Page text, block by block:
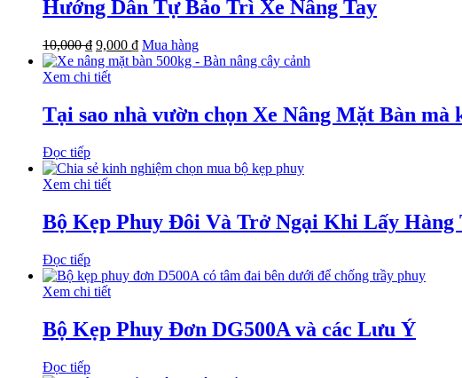
Hướng Dẫn Tự Bảo Trì Xe Nâng Tay
10,000₫ 9,000 ₫ Mua hàng
Xem chi tiết
Tại sao nhà vườn chọn Xe Nâng Mặt Bàn mà
Đọc tiếp
Xem chi tiết
Bộ Kẹp Phuy Đôi Và Trở Ngại Khi Lấy Hàng
Đọc tiếp
Xem chi tiết
Bộ Kẹp Phuy Đơn DG500A và các Lưu Ý
Đọc tiếp